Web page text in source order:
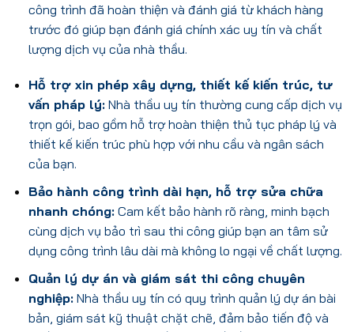
công trình đã hoàn thiện và đánh giá từ khách hàng
trước đó giúp bạn đánh giá chính xác uy tín và chất
lượng dịch vụ của nhà thầu.
Hỗ trợ xin phép xây dựng, thiết kế kiến trúc, tư
vấn pháp lý:Nhà thầu uy tín thường cung cấp dịch vụ
trọn gói, bao gồm hỗ trợ hoàn thiện thủ tục pháp lý và
thiết kế kiến trúc phù hợp với nhu cầu và ngân sách
của bạn.
Bảo hành công trình dài hạn, hỗ trợ sửa chữa
nhanh chóng:Cam kết bảo hành rõ ràng, minh bạch
cùng dịch vụ bảo trì sau thi công giúp bạn an tâm sử
dụng công trình lâu dài mà không lo ngại về chất lượng.
Quản lý dự án và giám sát thi công chuyên
nghiệp:Nhà thầu uy tín có quy trình quản lý dự án bài
bản, giám sát kỹ thuật chặt chẽ, đảm bảo tiến độ và